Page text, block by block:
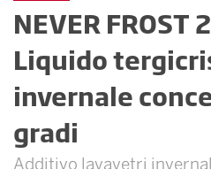
NEVER FROST
Liquido
invernale
gradi
Additivo lavavetri